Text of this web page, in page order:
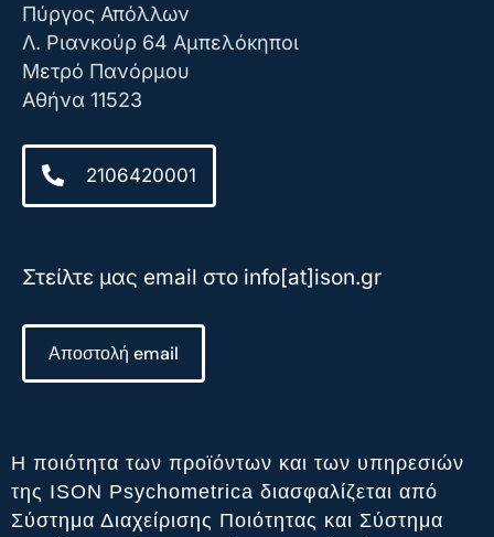
Πύργος Απόλλων
Λ. Ριανκούρ 64 Αμπελόκηποι
Μετρό Πανόρμου
Αθήνα 11523
2106420001
Στείλτε μας email στο info[at]ison.gr
Αποστολή email
Η ποιότητα των προϊόντων και των υπηρεσιών
της ISON Psychometrica διασφαλίζεται από
Σύστημα Διαχείρισης Ποιότητας και Σύστημα